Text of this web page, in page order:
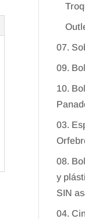
07.
09.
10.
03.
08.
y
SIN
04.